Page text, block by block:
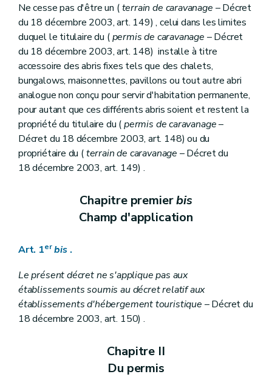
Ne cesse pas d'être un (terrain de caravanage – Décret
du 18 décembre 2003, art. 149) , celui dans les limites
duquel le titulaire du (permis de caravanage – Décret
du 18 décembre 2003, art. 148) installe à titre
accessoire des abris fixes tels que des chalets,
bungalows, maisonnettes, pavillons ou tout autre abri
analogue non conçu pour servir d'habitation permanente,
pour autant que ces différents abris soient et restent la
propriété du titulaire du (permis de caravanage–
Décret du 18 décembre 2003, art. 148) ou du
propriétaire du (terrain de caravanage – Décret du
18 décembre 2003, art. 149) .
Chapitre premierbis
Champ d'application
Art. 1er bis.
Le présent décret ne s'applique pas aux
établissements soumis au décret relatif aux
établissements d'hébergement touristique – Décret du
18 décembre 2003, art. 150) .
Chapitre II
Du permis